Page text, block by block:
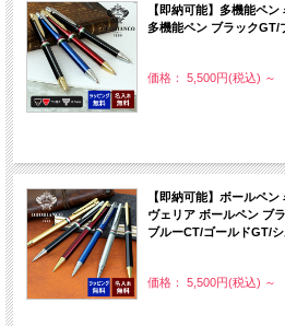
【即納可能】多機能ペ
多機能ペン ブラック
価格： 5,500円(税込) ～
【即納可能】ボールペ
ヴェリア ボールペン ブ
ブルーCT/ゴールドGT/
価格： 5,500円(税込) ～